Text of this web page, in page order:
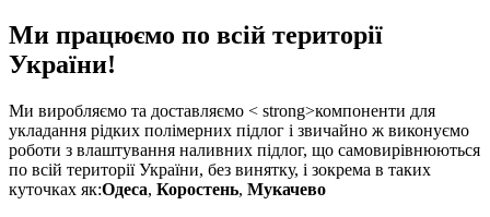
Ми працюємо по всій території
України!
Ми виробляємо та доставляємо < strong>компоненти для
укладання рідких полімерних підлог і звичайно ж виконуємо
роботи з влаштування наливних підлог, що самовирівнюються
по всій території України, без винятку, і зокрема в таких
куточках як:Одеса, Коростень, Мукачево